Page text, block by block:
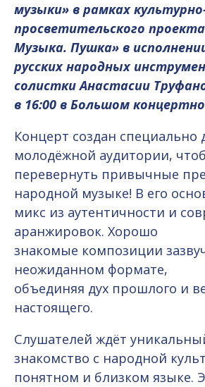
музыки» в рамках
просветительского
Музыка. Пушка» в
русских народных
солистки Анастасии
в 16:00 в Большом
Концерт создан специально
молодёжной аудитории,
перевернуть привычные
народной музыке! В его
микс из аутентичности и
аранжировок. Хорошо
знакомые композиции
неожиданном формате,
объединяя дух прошлого и
настоящего.
Слушателей ждёт
знакомство с народной
понятном и близком языке.